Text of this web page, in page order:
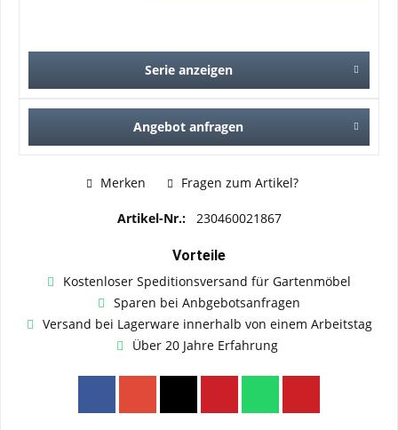
Serie anzeigen
Angebot anfragen
Merken Fragen zum Artikel?
Artikel-Nr.: 230460021867
Vorteile
Kostenloser Speditionsversand für Gartenmöbel
Sparen bei Anbgebotsanfragen
Versand bei Lagerware innerhalb von einem Arbeitstag
Über 20 Jahre Erfahrung